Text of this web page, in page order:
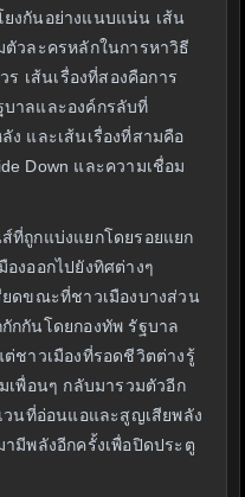
งกันอย่างแนบแน่น เส้น
ตัวละครหลักในการหาวิธี
เส้นเรื่องที่สองคือการ
าลและองค์กรลับที่
ง และเส้นเรื่องที่สามคือ
Down และความเชื่อม
ที่ถูกแบ่งแยกโดยรอยแยก
งออกไปยังทิศต่างๆ
ยดขณะที่ชาวเมืองบางส่วน
กกันโดยกองทัพ รัฐบาล
ชาวเมืองที่รอดชีวิตต่างรู้
เพื่อนๆ กลับมารวมตัวอีก
วนที่อ่อนแอและสูญเสียพลัง
มีพลังอีกครั้งเพื่อปิดประตู